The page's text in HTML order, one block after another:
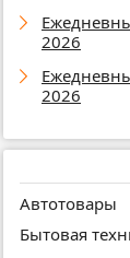
2026
2026
Автотовары
Бытовая